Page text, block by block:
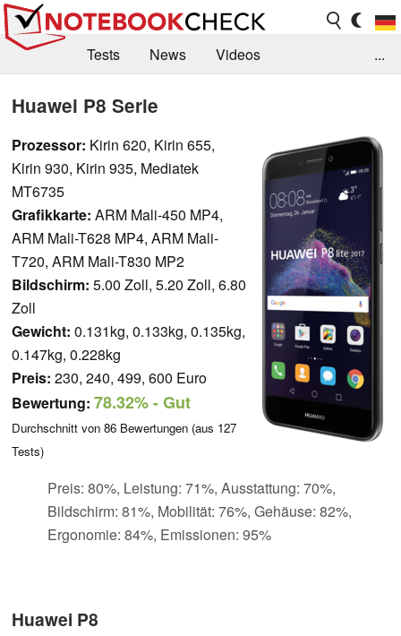
Tests News
Videos
Forum
...
Huawei P8 Serie
Prozessor: Kirin 620, Kirin 655,
Kirin 930, Kirin 935, Mediatek
MT6735
Grafikkarte: ARM Mali-450 MP4,
ARM Mali-T628 MP4, ARM Mali-
T720, ARM Mali-T830 MP2
Bildschirm: 5.00 Zoll, 5.20 Zoll, 6.80
Zoll
Gewicht: 0.131kg, 0.133kg, 0.135kg,
0.147kg, 0.228kg
Preis: 230, 240, 499, 600 Euro
Bewertung: 78.32%- Gut
Durchschnitt von 86 Bewertungen (aus 127
Tests)
Preis: 80%, Leistung: 71%, Ausstattung: 70%,
Bildschirm: 81%, Mobilität: 76%, Gehäuse: 82%,
Ergonomie: 84%, Emissionen: 95%
Huawei P8